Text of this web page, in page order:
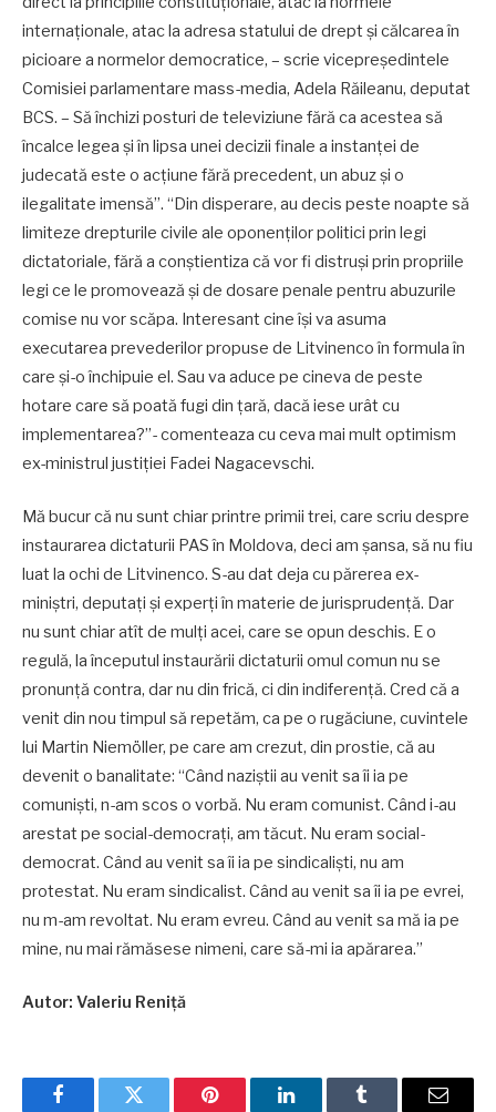
internaționale, atac la adresa statului de drept și călcarea în
picioare a normelor democratice, – scrie vicepreședintele
Comisiei parlamentare mass-media, Adela Răileanu, deputat
BCS. – Să închizi posturi de televiziune fără ca acestea să
încalce legea și în lipsa unei decizii finale a instanței de
judecată este o acțiune fără precedent, un abuz și o
ilegalitate imensă”. “Din disperare, au decis peste noapte să
limiteze drepturile civile ale oponenților politici prin legi
dictatoriale, fără a conștientiza că vor fi distruși prin propriile
legi ce le promovează și de dosare penale pentru abuzurile
comise nu vor scăpa. Interesant cine își va asuma
executarea prevederilor propuse de Litvinenco în formula în
care și-o închipuie el. Sau va aduce pe cineva de peste
hotare care să poată fugi din țară, dacă iese urât cu
implementarea?”- comenteaza cu ceva mai mult optimism
ex-ministrul justiției Fadei Nagacevschi.
Mă bucur că nu sunt chiar printre primii trei, care scriu despre
instaurarea dictaturii PAS în Moldova, deci am șansa, să nu fiu
luat la ochi de Litvinenco. S-au dat deja cu părerea ex-
miniștri, deputați și experți în materie de jurisprudență. Dar
nu sunt chiar atît de mulți acei, care se opun deschis. E o
regulă, la începutul instaurării dictaturii omul comun nu se
pronunță contra, dar nu din frică, ci din indiferență. Cred că a
venit din nou timpul să repetăm, ca pe o rugăciune, cuvintele
lui Martin Niemöller, pe care am crezut, din prostie, că au
devenit o banalitate: “Când naziștii au venit sa îi ia pe
comuniști, n-am scos o vorbă. Nu eram comunist. Când i-au
arestat pe social-democrați, am tăcut. Nu eram social-
democrat. Când au venit sa îi ia pe sindicaliști, nu am
protestat. Nu eram sindicalist. Când au venit sa îi ia pe evrei,
nu m-am revoltat. Nu eram evreu. Când au venit sa mă ia pe
mine, nu mai rămăsese nimeni, care să-mi ia apărarea.”
Autor: Valeriu Reniță